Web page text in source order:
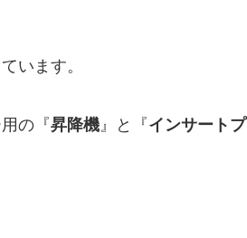
います。
の『昇降機 』と『インサートプ